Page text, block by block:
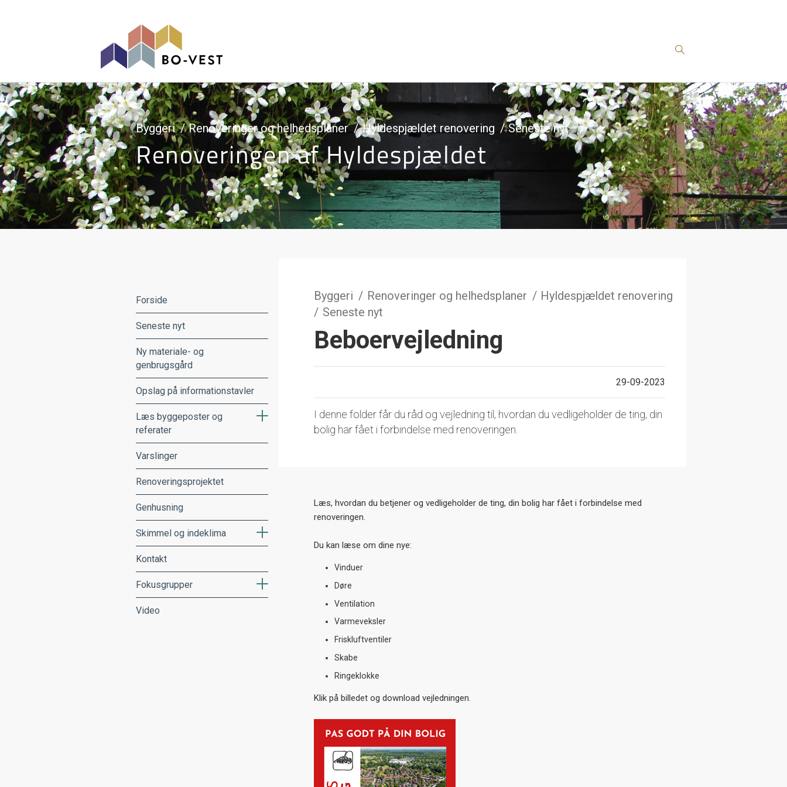
Byggeri Renoveringer og helhedsplaner Hyldespjældet renovering Seneste nyt
Renoveringen af Hyldespjældet
Forside
Seneste nyt
Ny materiale- og
genbrugsgård
Opslag på informationstavler
Læs byggeposter og
referater
Varslinger
Renoveringsprojektet
Genhusning
Skimmel og indeklima
Kontakt
Fokusgrupper
Video
Byggeri Renoveringer og helhedsplaner
Hyldespjældet renovering
Seneste nyt
Beboervejledning
29-09-2023
I denne folder får du råd og vejledning til, hvordan du vedligeholder de ting, din
bolig har fået i forbindelse med renoveringen.
Læs, hvordan du betjener og vedligeholder de ting, din bolig har fået i forbindelse med
renoveringen.
Du kan læse om dine nye:
Vinduer
Døre
Ventilation
Varmeveksler
Friskluftventiler
Skabe
Ringeklokke
Klik på billedet og download vejledningen.